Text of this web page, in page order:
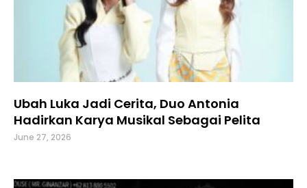
Ubah Luka Jadi Cerita, Duo Antonia
Hadirkan Karya Musikal Sebagai Pelita
June 27, 2026